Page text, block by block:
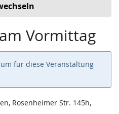
Vormittag
für diese Veranstaltung
Rosenheimer Str. 145h,